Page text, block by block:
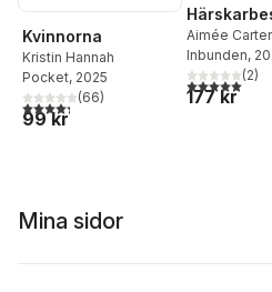
Kvinnorna
Kristin Hannah
Pocket, 2025
4,3utav 5 stjärnor. Totalt antal röster:
(66)
99 kr
Aimée Carter
Inbunden,
5,0utav 5(2)
177 kr
Mina sidor